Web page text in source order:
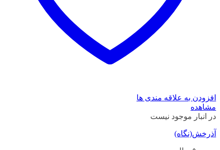
افزودن به علاقه مندی ها
مشاهده
در انبار موجود نیست
آذرخش(نگاه)